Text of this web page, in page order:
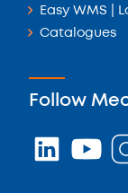
Easy WMS |
Catalogues
Follow